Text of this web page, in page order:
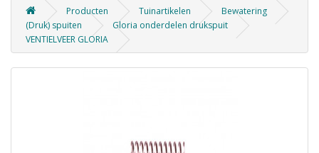
Producten Tuinartikelen
Bewatering
(Druk) spuiten
Gloria onderdelen drukspuit
VENTIELVEER GLORIA